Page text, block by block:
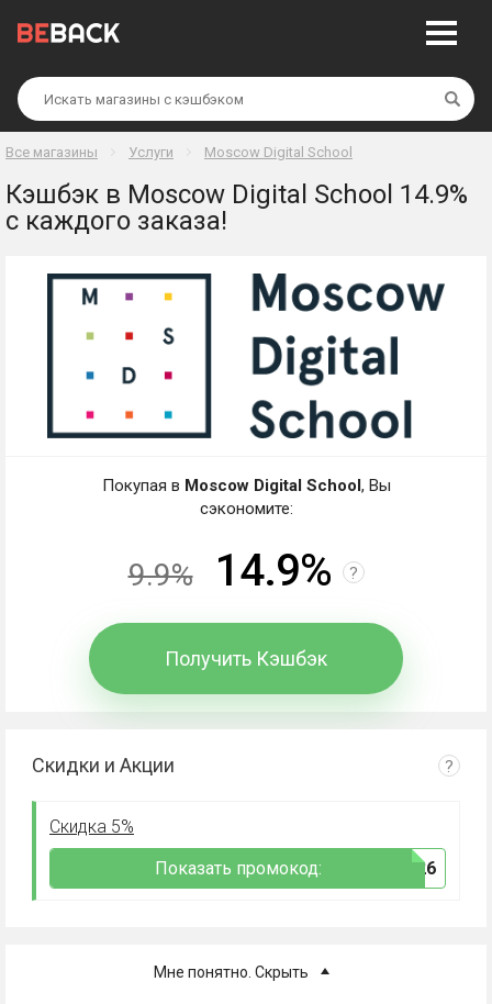
Все магазины Услуги Moscow Digital School
Кэшбэк в Moscow Digital School 14.9%
с каждого заказа!
Мне понятно. Скрыть
Покупая в Moscow Digital School, Вы
сэкономите:
9.9% 14.9% ?
Получить Кэшбэк
Скидки и Акции ?
Скидка 5%
***026
Показать промокод: